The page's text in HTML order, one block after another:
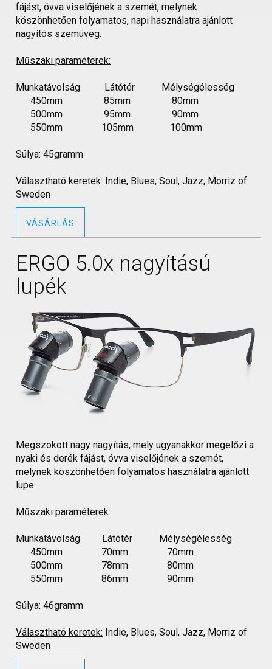
fájást, óvva viselőjének a szemét, melynek
köszönhetően folyamatos, napi használatra ajánlott
nagyítós szemüveg.
Műszaki paraméterek:
Munkatávolság Látótér Mélységélesség
450mm 85mm 80mm
500mm 95mm 90mm
550mm 105mm 100mm
Súlya: 45gramm
Választható keretek: Indie, Blues, Soul, Jazz, Morriz of
Sweden
VÁSÁRLÁS
ERGO 5.0x nagyítású
lupék
Megszokott nagy nagyítás, mely ugyanakkor megelőzi a
nyaki és derék fájást, óvva viselőjének a szemét,
melynek köszönhetően folyamatos használatra ajánlott
lupe.
Műszaki paraméterek:
Munkatávolság Látótér Mélységélesség
450mm 70mm 70mm
500mm 78mm 80mm
550mm 86mm 90mm
Súlya: 46gramm
Választható keretek: Indie, Blues, Soul, Jazz, Morriz of
Sweden